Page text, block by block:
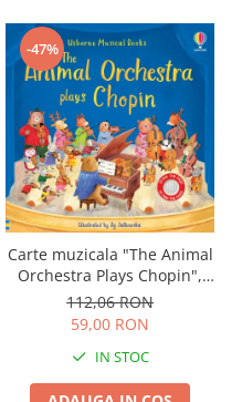
-47%
Carte muzicala "The Animal
Orchestra Plays Chopin",
cartonata, Usborne
112,06 RON
59,00 RON
IN STOC